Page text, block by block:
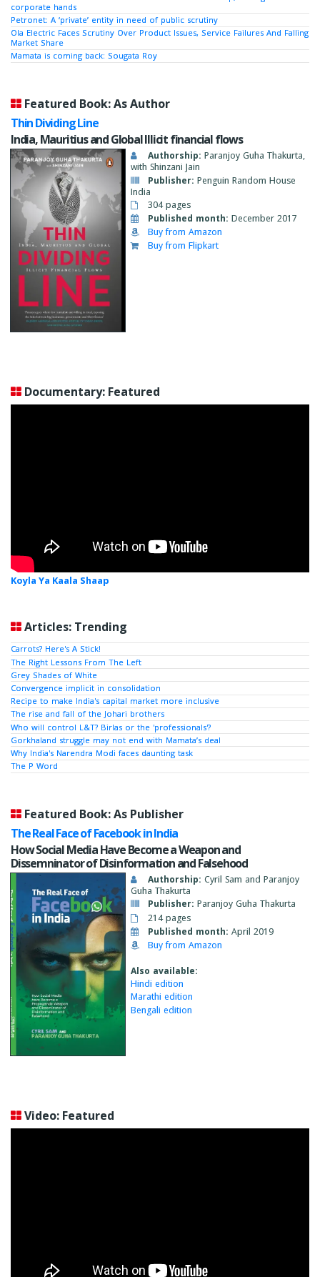
corporate hands
Petronet: A ‘private’ entity in need of public scrutiny
Ola Electric Faces Scrutiny Over Product Issues, Service Failures And Falling
Market Share
Mamata is coming back: Sougata Roy
Featured Book: As Author
Thin Dividing Line
India, Mauritius and Global Illicit financial flows
Authorship: Paranjoy Guha Thakurta,
with Shinzani Jain
Publisher: Penguin Random House
India
304 pages
Published month: December 2017
Buy from Amazon
Buy from Flipkart
Documentary: Featured
Koyla Ya Kaala Shaap
Articles: Trending
Carrots? Here's A Stick!
The Right Lessons From The Left
Grey Shades of White
Convergence implicit in consolidation
Recipe to make India's capital market more inclusive
The rise and fall of the Johari brothers
Who will control L&T? Birlas or the 'professionals'?
Gorkhaland struggle may not end with Mamata’s deal
Why India's Narendra Modi faces daunting task
The P Word
Featured Book: As Publisher
The Real Face of Facebook in India
How Social Media Have Become a Weapon and
Dissemninator of Disinformation and Falsehood
Authorship: Cyril Sam and Paranjoy
Guha Thakurta
Publisher: Paranjoy Guha Thakurta
214 pages
Published month: April 2019
Buy from Amazon
Also available:
Hindi edition
Marathi edition
Bengali edition
Video: Featured